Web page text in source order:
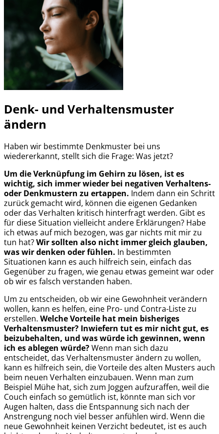
Denk- und Verhaltensmuster
ändern
Haben wir bestimmte Denkmuster bei uns
wiedererkannt, stellt sich die Frage: Was jetzt?
Um die Verknüpfung im Gehirn zu lösen, istes
wichtig, sich immer wieder bei negativen Verhaltens-
oder Denkmustern zu ertappen. Indem dann ein Schritt
zurück gemacht wird, können die eigenen Gedanken
oder das Verhalten kritisch hinterfragt werden. Gibt es
für diese Situation vielleicht andere Erklärungen? Habe
ich etwas auf mich bezogen, was gar nichts mit mir zu
tun hat?Wir sollten also nicht immer gleich glauben,
was wir denken oder fühlen. In bestimmten
Situationen kann es auch hilfreich sein, einfach das
Gegenüber zu fragen, wie genau etwas gemeint war oder
ob wir es falsch verstanden haben.
Um zu entscheiden, ob wir eine Gewohnheit verändern
wollen, kann es helfen, eine Pro- und Contra-Liste zu
erstellen. Welche Vorteile hat mein bisheriges
Verhaltensmuster? Inwiefern tut es mir nicht gut, es
beizubehalten, und was würde ich gewinnen, wenn
ich es ablegen würde?Wenn man sich dazu
entscheidet, das Verhaltensmuster ändern zu wollen,
kann es hilfreich sein, die Vorteile des alten Musters auch
beim neuen Verhalten einzubauen. Wenn man zum
Beispiel Mühe hat, sich zum Joggen aufzuraffen, weil die
Couch einfach so gemütlich ist, könnte man sich vor
Augen halten, dass die Entspannung sich nach der
Anstrengung noch viel besser anfühlen wird. Wenn die
neue Gewohnheit keinen Verzicht bedeutet, ist es auch